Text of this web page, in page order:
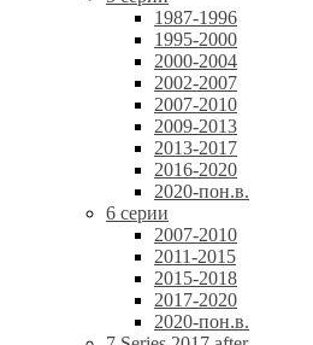
1987-1996
1995-2000
2000-2004
2002-2007
2007-2010
2009-2013
2013-2017
2016-2020
2020-пон.в.
6 серии
2007-2010
2011-2015
2015-2018
2017-2020
2020-пон.в.